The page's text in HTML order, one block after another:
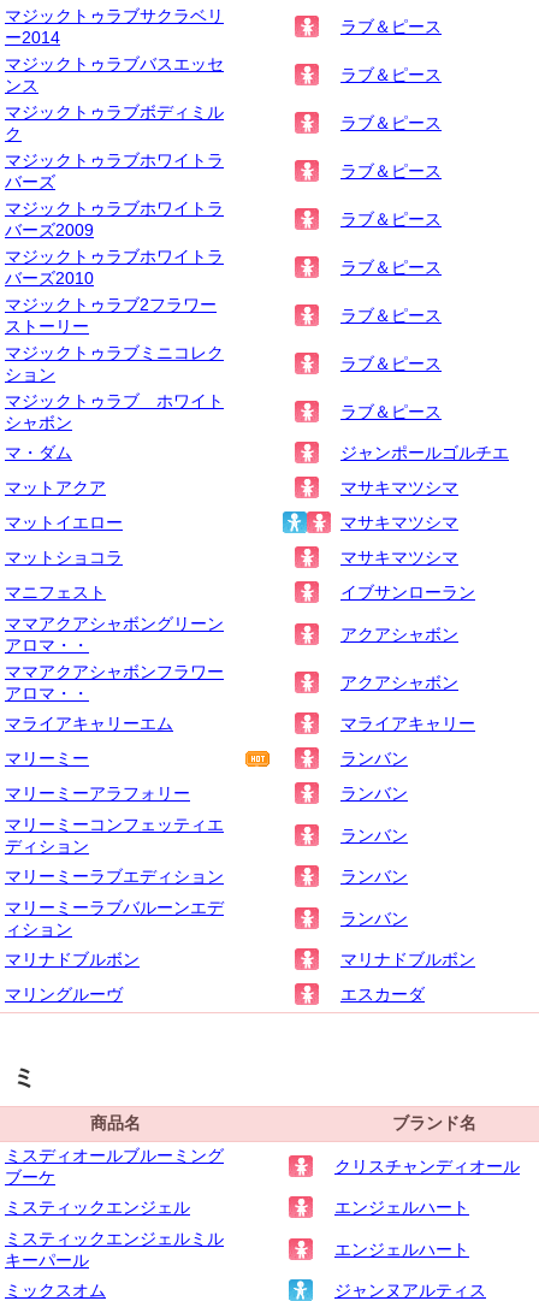
マジックトゥラブサクラベリ
ー2014
ラブ＆ピース
マジックトゥラブバスエッセ
ンス
ラブ＆ピース
マジックトゥラブボディミル
ク
ラブ＆ピース
マジックトゥラブホワイトラ
バーズ
ラブ＆ピース
マジックトゥラブホワイトラ
バーズ2009
ラブ＆ピース
マジックトゥラブホワイトラ
バーズ2010
ラブ＆ピース
マジックトゥラブ2フラワー
ストーリー
ラブ＆ピース
マジックトゥラブミニコレク
ション
ラブ＆ピース
マジックトゥラブ ホワイト
シャボン
ラブ＆ピース
マ・ダム
ジャンポールゴルチエ
マットアクア
マサキマツシマ
マットイエロー
マサキマツシマ
マットショコラ
マサキマツシマ
マニフェスト
イブサンローラン
ママアクアシャボングリーン
アロマ・・
アクアシャボン
ママアクアシャボンフラワー
アロマ・・
アクアシャボン
マライアキャリーエム
マライアキャリー
マリーミー
ランバン
マリーミーアラフォリー
ランバン
マリーミーコンフェッティエ
ディション
ランバン
マリーミーラブエディション
ランバン
マリーミーラブバルーンエデ
ィション
ランバン
マリナドブルボン
マリナドブルボン
マリングルーヴ
エスカーダ
ミ
商品名 ブランド名
ミスディオールブルーミング
ブーケ
クリスチャンディオール
ミスティックエンジェル
エンジェルハート
ミスティックエンジェルミル
キーパール
エンジェルハート
ミックスオム
ジャンヌアルティス